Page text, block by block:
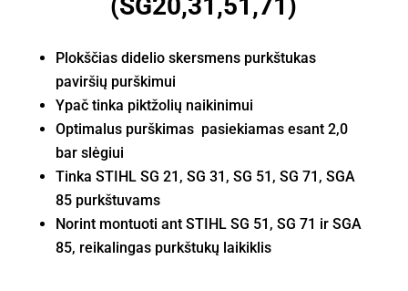
Plokščias didelio skersmens purkštukas
paviršių purškimui
Ypač tinka piktžolių naikinimui
Optimalus purškimas pasiekiamas esant 2,0
bar slėgiui
Tinka STIHL SG 21, SG 31, SG 51, SG 71, SGA
85 purkštuvams
Norint montuoti ant STIHL SG 51, SG 71 ir SGA
85, reikalingas purkštukų laikiklis